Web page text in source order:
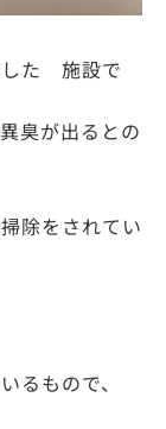
した 施設で
臭が出るとの
除をされてい
るもので、